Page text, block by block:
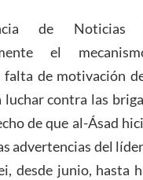
de Noticias
el
falta de motivación
luchar contra las
de que al-Ásad
advertencias del
desde junio, hasta